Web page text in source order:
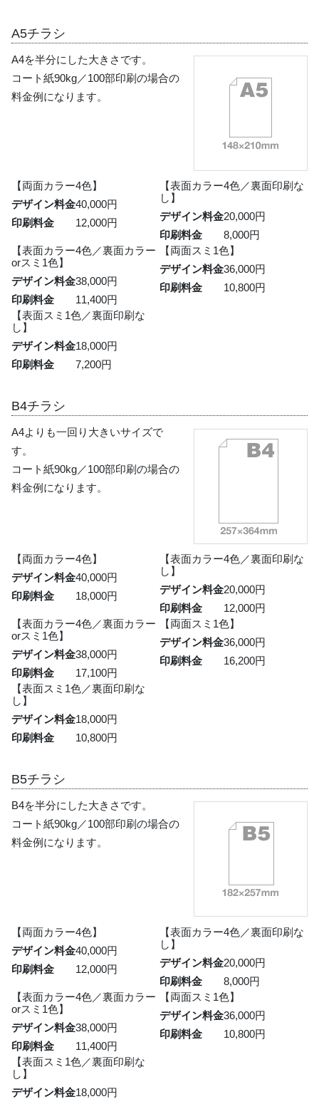
A5チラシ
A4を半分にした大きさです。
コート紙90kg／100部印刷の場合の
料金例になります。
【両面カラー4色】
デザイン料金40,000円
印刷料金
12,000円
【表面カラー4色／裏面印刷な
し】
デザイン料金20,000円
印刷料金
8,000円
【表面カラー4色／裏面カラー
orスミ1色】
デザイン料金38,000円
印刷料金
11,400円
【両面スミ1色】
デザイン料金36,000円
印刷料金
10,800円
【表面スミ1色／裏面印刷な
し】
デザイン料金18,000円
印刷料金
7,200円
B4チラシ
A4よりも一回り大きいサイズで
す。
コート紙90kg／100部印刷の場合の
料金例になります。
【両面カラー4色】
デザイン料金40,000円
印刷料金
18,000円
【表面カラー4色／裏面印刷な
し】
デザイン料金20,000円
印刷料金
12,000円
【表面カラー4色／裏面カラー
orスミ1色】
デザイン料金38,000円
印刷料金
17,100円
【両面スミ1色】
デザイン料金36,000円
印刷料金
16,200円
【表面スミ1色／裏面印刷な
し】
デザイン料金18,000円
印刷料金
10,800円
B5チラシ
B4を半分にした大きさです。
コート紙90kg／100部印刷の場合の
料金例になります。
【両面カラー4色】
デザイン料金40,000円
印刷料金
12,000円
【表面カラー4色／裏面印刷な
し】
デザイン料金20,000円
印刷料金
8,000円
【表面カラー4色／裏面カラー
orスミ1色】
デザイン料金38,000円
印刷料金
11,400円
【両面スミ1色】
デザイン料金36,000円
印刷料金
10,800円
【表面スミ1色／裏面印刷な
し】
デザイン料金18,000円